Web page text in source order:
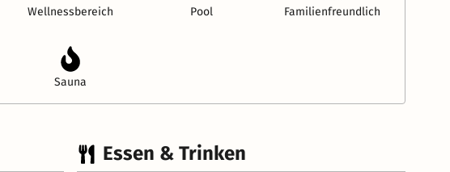
Wellnessbereich Pool Familienfreundlich
Sauna
Essen & Trinken